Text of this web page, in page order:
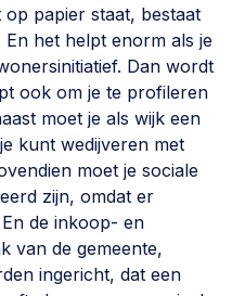
papier staat, bestaat
het helpt enorm als je
Dan wordt
ook om je te profileren
moet je als wijk een
kunt wedijveren met
moet je sociale
zijn, omdat er
de inkoop- en
van de gemeente,
ingericht, dat een